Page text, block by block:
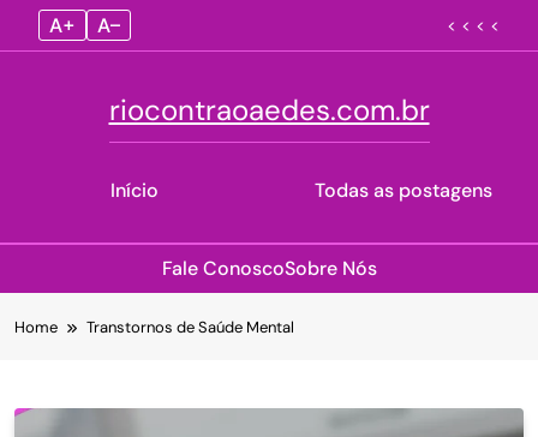
A+ A– < < < <
Início
riocontraoaedes.com.br
Todas as postagens
Fale ConoscoSobre Nós
toHome Transtornos de Saúde Mental